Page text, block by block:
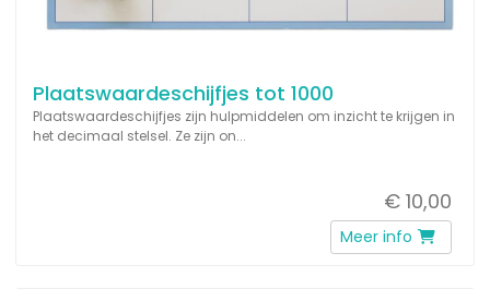
Plaatswaardeschijfjes tot 1000
Plaatswaardeschijfjes zijn hulpmiddelen om inzicht te krijgen in
het decimaal stelsel. Ze zijn on...
€ 10,00
Meer info